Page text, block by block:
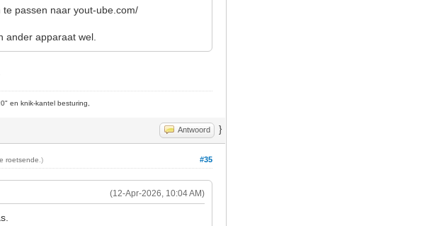
passen naar yout-ube.com/
ander apparaat wel.
en knik-kantel besturing,
Antwoord }
#35
roetsende .)
(12-Apr-2026, 10:04 AM)